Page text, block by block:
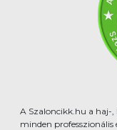
A Szaloncikk.hu a haj-,
minden